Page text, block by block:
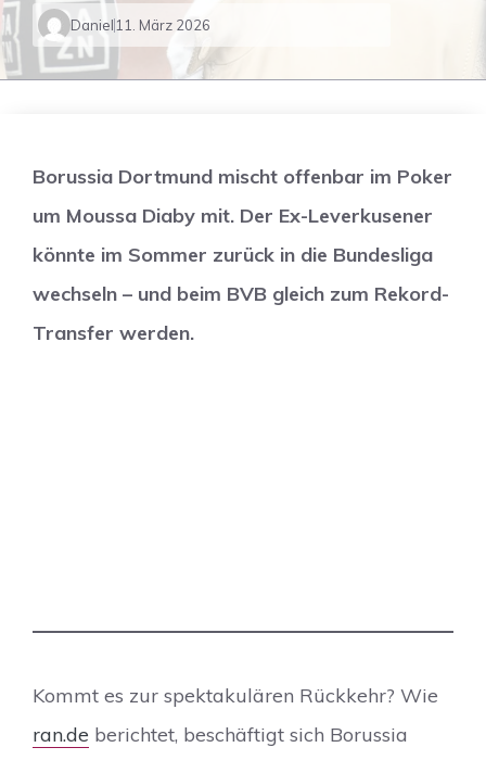
Daniel 11. März 2026
Borussia Dortmund mischt offenbar im Poker
um Moussa Diaby mit. Der Ex-Leverkusener
könnte im Sommer zurück in die Bundesliga
wechseln – und beim BVB gleich zum Rekord-
Transfer werden.
Kommt es zur spektakulären Rückkehr? Wie
ran.de berichtet, beschäftigt sich Borussia